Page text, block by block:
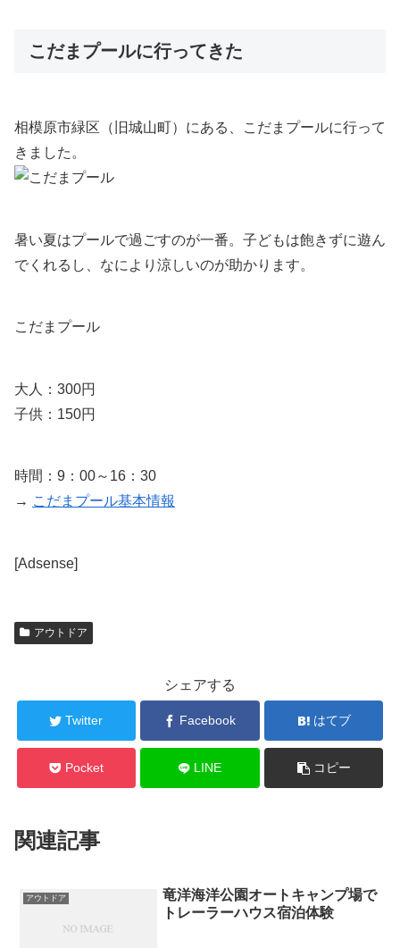
こだまプールに行ってきた
相模原市緑区（旧城山町）にある、こだまプールに行って
きました。
暑い夏はプールで過ごすのが一番。子どもは飽きずに遊ん
でくれるし、なにより涼しいのが助かります。
こだまプール
大人：300円
子供：150円
時間：9：00～16：30
→ こだまプール基本情報
[Adsense]
アウトドア
シェアする
Twitter Facebook はてブ
Pocket LINE コピー
関連記事
アウトドア
竜洋海洋公園オートキャンプ場で
トレーラーハウス宿泊体験